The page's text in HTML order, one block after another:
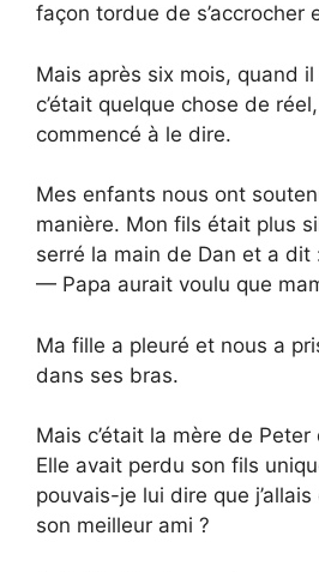
façon tordue de s’accrocher
Mais après six mois, quand
c’était quelque chose de
commencé à le dire.
Mes enfants nous ont
manière. Mon fils était plus
serré la main de Dan et a dit
— Papa aurait voulu que
Ma fille a pleuré et nous a
dans ses bras.
Mais c’était la mère de
Elle avait perdu son fils
pouvais-je lui dire que j’allais
son meilleur ami ?